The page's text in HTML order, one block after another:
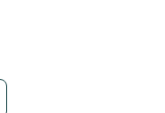
Medien